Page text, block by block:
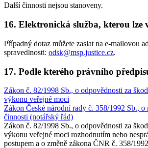
Další činnosti nejsou stanoveny.
16. Elektronická služba, kterou lze
Případný dotaz můžete zaslat na e-mailovou
spravedlnosti: odsk@msp.justice.cz.
17. Podle kterého právního
Zákon č. 82/1998 Sb., o odpovědnosti za
výkonu veřejné moci
Zákon České národní rady č. 358/1992 Sb., o
činnosti (notářský řád)
Zákon č. 82/1998 Sb., o odpovědnosti za
výkonu veřejné moci rozhodnutím nebo
postupem a o změně zákona ČNR č. 358/